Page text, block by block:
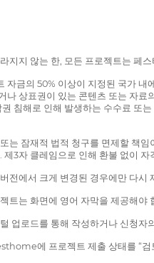
지지 않는 한, 모든 프로젝트는 페
자금의 50% 이상이 지정된 국가 내
나 상표권이 있는 콘텐츠 또는 자
침해로 인해 발생하는 수수료 또
는 잠재적 법적 청구를 면제할 책
3자 클레임으로 인해 환불 없이 자
전에서 크게 변경된 경우에만 다시
트는 화면에 영어 자막을 제공해
업로드를 통해 작성하거나 신청
에 프로젝트 제출 상태를 “